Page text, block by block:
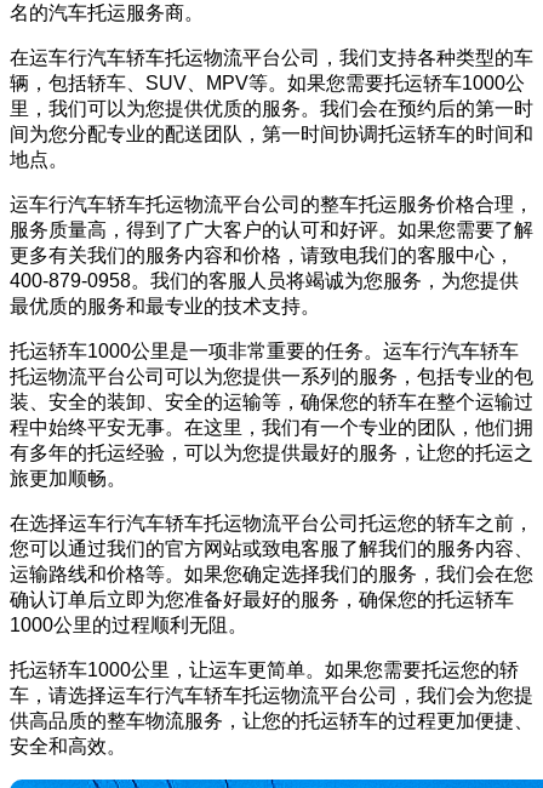
名的汽车托运服务商。
在运车行汽车轿车托运物流平台公司，我们支持各种类型的车
辆，包括轿车、SUV、MPV等。如果您需要托运轿车1000公
里，我们可以为您提供优质的服务。我们会在预约后的第一时
间为您分配专业的配送团队，第一时间协调托运轿车的时间和
地点。
运车行汽车轿车托运物流平台公司的整车托运服务价格合理，
服务质量高，得到了广大客户的认可和好评。如果您需要了解
更多有关我们的服务内容和价格，请致电我们的客服中心，
400-879-0958。我们的客服人员将竭诚为您服务，为您提供
最优质的服务和最专业的技术支持。
托运轿车1000公里是一项非常重要的任务。运车行汽车轿车
托运物流平台公司可以为您提供一系列的服务，包括专业的包
装、安全的装卸、安全的运输等，确保您的轿车在整个运输过
程中始终平安无事。在这里，我们有一个专业的团队，他们拥
有多年的托运经验，可以为您提供最好的服务，让您的托运之
旅更加顺畅。
在选择运车行汽车轿车托运物流平台公司托运您的轿车之前，
您可以通过我们的官方网站或致电客服了解我们的服务内容、
运输路线和价格等。如果您确定选择我们的服务，我们会在您
确认订单后立即为您准备好最好的服务，确保您的托运轿车
1000公里的过程顺利无阻。
托运轿车1000公里，让运车更简单。如果您需要托运您的轿
车，请选择运车行汽车轿车托运物流平台公司，我们会为您提
供高品质的整车物流服务，让您的托运轿车的过程更加便捷、
安全和高效。